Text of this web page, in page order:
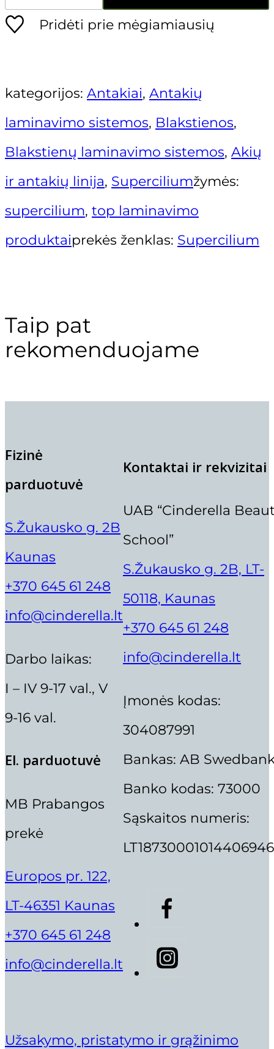
Kamilė Gaižiūtė
Ruthie Belle
Supercilium Thuya
kiekis:
antakių
ir
blakstienų
laminavimui
Pridėti prie mėgiamiausių
kategorijos: Antakiai, Antakių
laminavimo sistemos, Blakstienos,
Blakstienų laminavimo sistemos, Akių
ir antakių linija, Superciliumžymės:
supercilium, top laminavimo
produktaiprekės ženklas: Supercilium
Taip pat
rekomenduojame
Fizinė
parduotuvė
S.Žukausko g. 2B
Kaunas
+370 645 61 248
info@cinderella.lt
Darbo laikas:
I – IV 9-17 val., V
9-16 val.
El. parduotuvė
MB Prabangos
prekė
Europos pr. 122,
LT-46351 Kaunas
+370 645 61 248
info@cinderella.lt
Kontaktai ir rekvizitai
UAB “Cinderella
School”
S.Žukausko g. 2B, LT-
50118, Kaunas
+370 645 61 248
info@cinderella.lt
Įmonės kodas:
304087991
Bankas: AB
Banko kodas: 73000
Sąskaitos numeris:
Užsakymo, pristatymo ir grąžinimo